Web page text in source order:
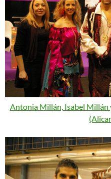
Antonia Millán, Isabel Millán